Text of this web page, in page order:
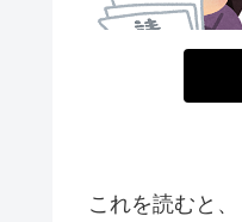
これを読むと、